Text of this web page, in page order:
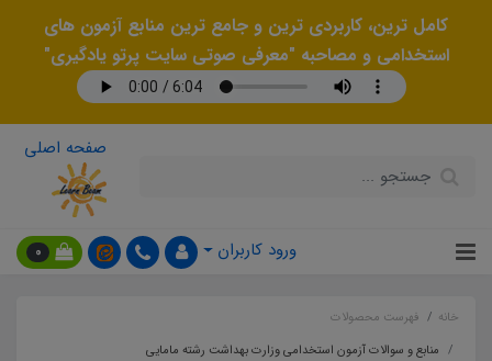
کامل ترین، کاربردی ترین و جامع ترین منابع آزمون های
استخدامی و مصاحبه "معرفی صوتی سایت پرتو یادگیری"
صفحه اصلی
ورود کاربران 0
خانه
فهرست محصولات
منابع و سوالات آزمون استخدامی وزارت بهداشت رشته مامایی